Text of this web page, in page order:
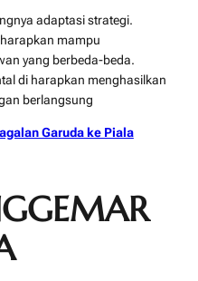
adaptasi strategi.
mampu
yang berbeda-beda.
di harapkan menghasilkan
berlangsung
Garuda ke Piala